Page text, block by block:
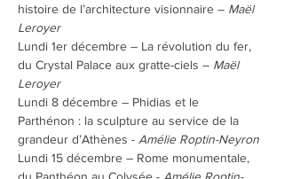
histoire de l’architecture visionnaire – Maël
Leroyer
Lundi 1er décembre – La révolution du fer,
du Crystal Palace aux gratte-ciels – Maël
Leroyer
Lundi 8 décembre – Phidias et le
Parthénon : la sculpture au service de la
grandeur d’Athènes - Amélie Roptin-Neyron
Lundi 15 décembre – Rome monumentale,